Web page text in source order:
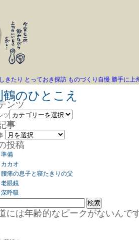
きたり とっておき探訪 ものづくり自慢 勝手に上
鶴のひとこえ
ンツ
ツ
事
投稿
備
カオ
痛の息子と寝たきりの父
眼鏡
呼吸
道には年齢的なピークがないん